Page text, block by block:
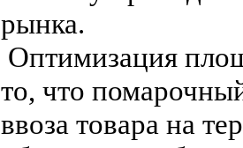
рынка.
Оптимизация
то, что
ввоза товара на